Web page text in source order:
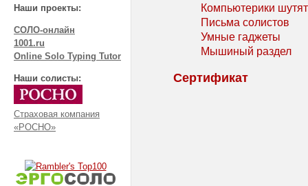
Наши проекты:
СОЛО-онлайн
1001.ru
Online Solo Typing Tutor
Наши солисты:
Страховая компания
«РОСНО»
Компьютерики шутят
Письма солистов
Умные гаджеты
Мышиный раздел
Сертификат